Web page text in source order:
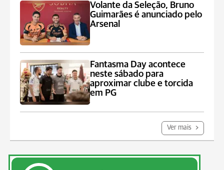
Volante da Seleção, Bruno
Guimarães é anunciado pelo
Arsenal
Fantasma Day acontece
neste sábado para
aproximar clube e torcida
em PG
Ver mais